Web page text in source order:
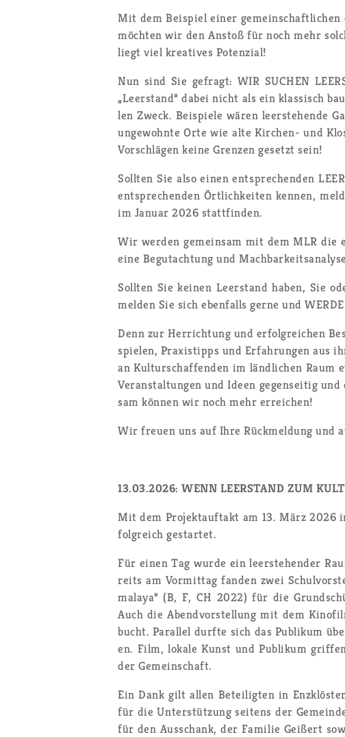
Mit dem Bei­spiel einer
möch­ten wir den An­stoß für noch mehr
liegt viel krea­ti­ves Po­ten­zi­al!
Nun sind Sie ge­fragt: WIR SU­CHEN
„Leer­stand“ dabei nicht als ein klas­sisch
len Zweck. Bei­spie­le wären leer­ste­hen­de
un­ge­wohn­te Orte wie alte Kir­chen- und
Vor­schlä­gen keine Gren­zen ge­setzt sein!
Soll­ten Sie also einen ent­spre­chen­den
ent­spre­chen­den Ört­lich­kei­ten ken­nen,
im Ja­nu­ar 2026 statt­fin­den.
Wir wer­den ge­mein­sam mit dem MLR die
eine Be­gut­ach­tung und
Soll­ten Sie kei­nen Leer­stand haben, Sie
mel­den Sie sich eben­falls gerne und
Denn zur Her­rich­tung und er­folg­rei­chen
spie­len, Pra­xis­tipps und Er­fah­run­gen aus
an Kul­tur­schaf­fen­den im länd­li­chen Raum
Ver­an­stal­tun­gen und Ideen ge­gen­sei­tig
sam kön­nen wir noch mehr er­rei­chen!
Wir freu­en uns auf Ihre Rück­mel­dung und
13.03.2026: WENN LEER­STAND ZUM
Mit dem Pro­jekt­auf­takt am 13. März 2026
folg­reich ge­star­tet.
Für einen Tag wurde ein leer­ste­hen­der
reits am Vor­mit­tag fan­den zwei
ma­la­ya“ (B, F, CH 2022) für die
Auch die Abend­vor­stel­lung mit dem
bucht. Par­al­lel durf­te sich das Pu­bli­kum
en. Film, lo­ka­le Kunst und Pu­bli­kum
der Ge­mein­schaft.
Ein Dank gilt allen Be­tei­lig­ten in
für die Un­ter­stüt­zung sei­tens der
für den Aus­schank, der Fa­mi­lie Gei­ßert